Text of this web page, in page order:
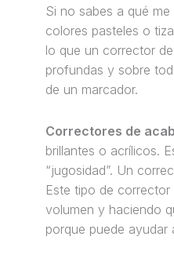
Si no sabes a qué
colores pasteles o
lo que un corrector
profundas y sobre
de un marcador.
Correctores de
brillantes o acrílicos.
“jugosidad”. Un
Este tipo de
volumen y haciendo
porque puede ayudar